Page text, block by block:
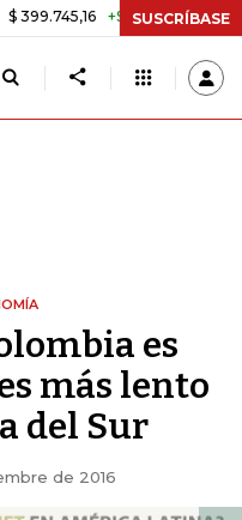
+$ 2.295,71 +0,58%
SUSCRÍBASE
es
más lento
del Sur
de 2016